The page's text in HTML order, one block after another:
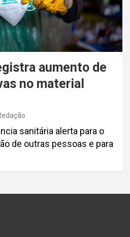
aumento de
no material
sanitária alerta para o
de outras pessoas e para